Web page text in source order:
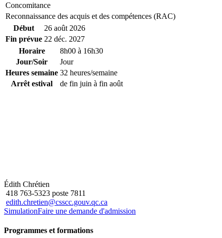
Concomitance
Reconnaissance des acquis et des compétences (RAC)
Début
26 août 2026
Fin prévue 22 déc. 2027
Horaire
8h00 à 16h30
Jour/Soir
Jour
Heures semaine 32 heures/semaine
Arrêt estival
de fin juin à fin août
Édith Chrétien
418 763-5323 poste 7811
edith.chretien@csscc.gouv.qc.ca
SimulationFaire une demande d'admission
Programmes et formations